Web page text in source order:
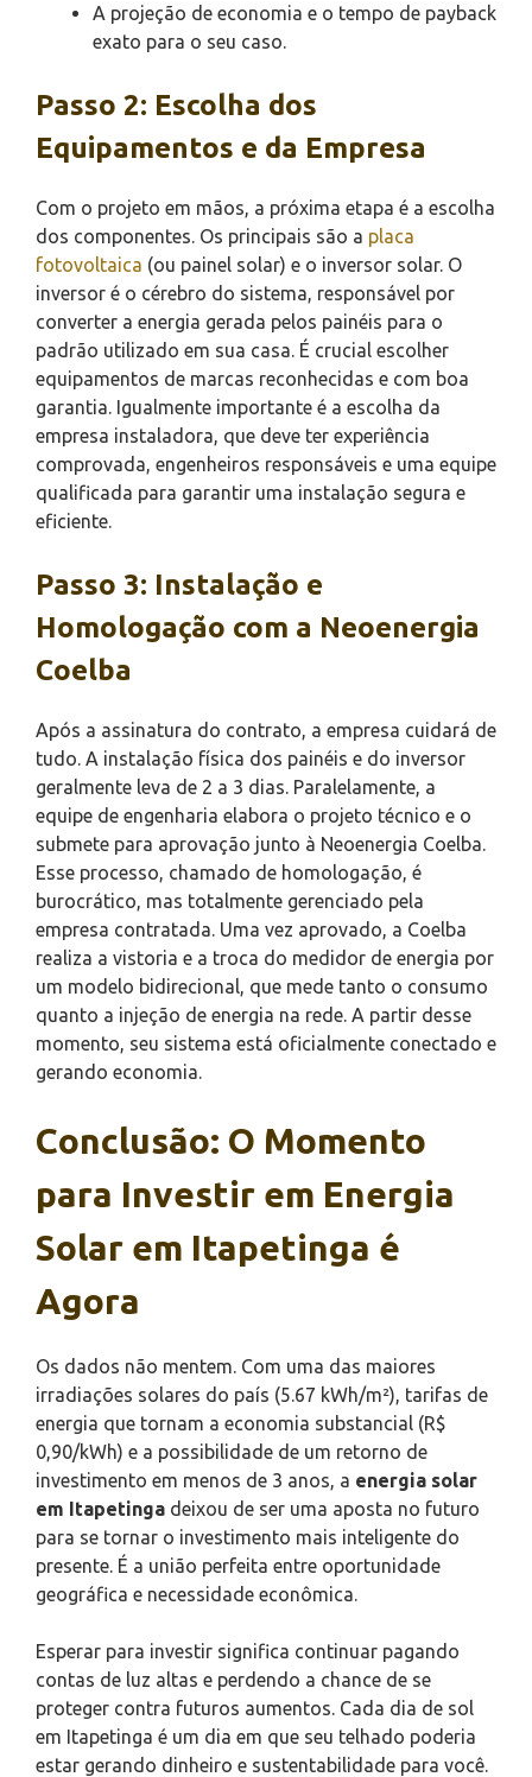
A projeção de economia e o tempo de payback
exato para o seu caso.
Passo 2: Escolha dos
Equipamentos e da Empresa
Com o projeto em mãos, a próxima etapa é a escolha
dos componentes. Os principais são a placa
fotovoltaica (ou painel solar) e o inversor solar. O
inversor é o cérebro do sistema, responsável por
converter a energia gerada pelos painéis para o
padrão utilizado em sua casa. É crucial escolher
equipamentos de marcas reconhecidas e com boa
garantia. Igualmente importante é a escolha da
empresa instaladora, que deve ter experiência
comprovada, engenheiros responsáveis e uma equipe
qualificada para garantir uma instalação segura e
eficiente.
Passo 3: Instalação e
Homologação com a Neoenergia
Coelba
Após a assinatura do contrato, a empresa cuidará de
tudo. A instalação física dos painéis e do inversor
geralmente leva de 2 a 3 dias. Paralelamente, a
equipe de engenharia elabora o projeto técnico e o
submete para aprovação junto à Neoenergia Coelba.
Esse processo, chamado de homologação, é
burocrático, mas totalmente gerenciado pela
empresa contratada. Uma vez aprovado, a Coelba
realiza a vistoria e a troca do medidor de energia por
um modelo bidirecional, que mede tanto o consumo
quanto a injeção de energia na rede. A partir desse
momento, seu sistema está oficialmente conectado e
gerando economia.
Conclusão: O Momento
para Investir em Energia
Solar em Itapetinga é
Agora
Os dados não mentem. Com uma das maiores
irradiações solares do país (5.67 kWh/m²), tarifas de
energia que tornam a economia substancial (R$
0,90/kWh) e a possibilidade de um retorno de
investimento em menos de 3 anos, a energia solar
em Itapetinga deixou de ser uma aposta no futuro
para se tornar o investimento mais inteligente do
presente. É a união perfeita entre oportunidade
geográfica e necessidade econômica.
Esperar para investir significa continuar pagando
contas de luz altas e perdendo a chance de se
proteger contra futuros aumentos. Cada dia de sol
em Itapetinga é um dia em que seu telhado poderia
estar gerando dinheiro e sustentabilidade para você.